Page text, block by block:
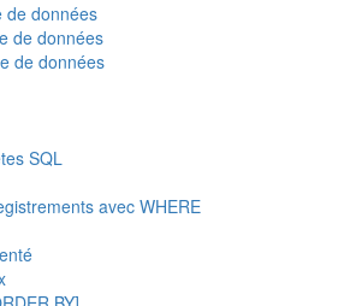
de données
de données
de données
SQL
avec WHERE